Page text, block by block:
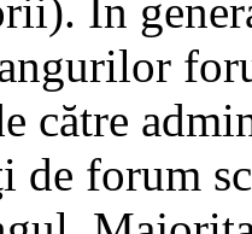
În
către
de forum